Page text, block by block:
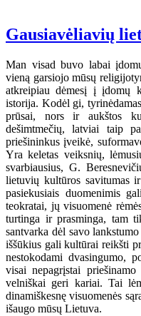
Gausiavėliavių
Man visad buvo labai
vieną garsiojo mūsų
atkreipiau dėmesį į įdomų
istorija. Kodėl gi,
prūsai, nors ir aukštos
dešimtmečių, latviai taip
priešininkus įveikė,
Yra keletas veiksnių,
svarbiausius, G.
lietuvių kultūros savitumas
pasiekusiais duomenimis
teokratai, jų visuomenė
turtinga ir prasminga, tam
santvarka dėl savo
iššūkius gali kultūrai reikšti
nestokodami dvasingumo,
visai nepagrįstai
velniškai geri kariai. Tai
dinamiškesnę visuomenės
išaugo mūsų Lietuva.